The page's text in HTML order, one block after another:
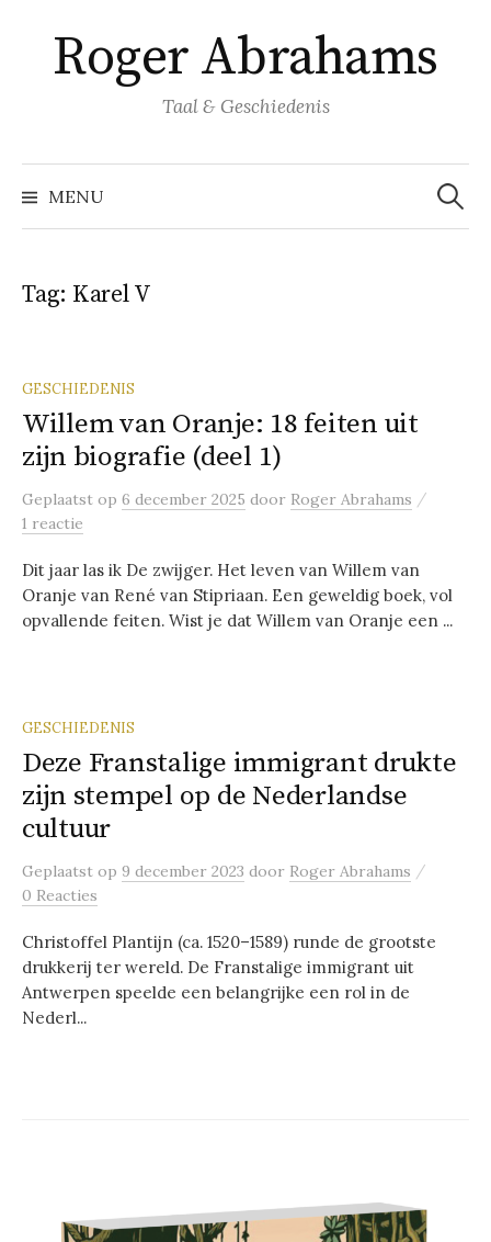
inhoud
springen
Roger Abrahams
Taal & Geschiedenis
MENU
Zoeken
naar:
Tag: Karel V
GESCHIEDENIS
Willem van Oranje: 18 feiten uit
zijn biografie (deel 1)
Geplaatst op 6 december 2025 door Roger Abrahams /
1 reactie
Dit jaar las ik De zwijger. Het leven van Willem van
Oranje van René van Stipriaan. Een geweldig boek, vol
opvallende feiten. Wist je dat Willem van Oranje een ...
GESCHIEDENIS
Deze Franstalige immigrant drukte
zijn stempel op de Nederlandse
cultuur
Geplaatst op 9 december 2023 door Roger Abrahams /
0 Reacties
Christoffel Plantijn (ca. 1520–1589) runde de grootste
drukkerij ter wereld. De Franstalige immigrant uit
Antwerpen speelde een belangrijke een rol in de
Nederl...